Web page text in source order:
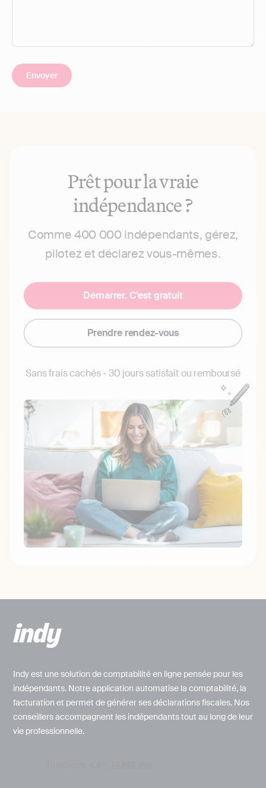
Prêt pour la vraie
indépendance ?
Comme 400 000 indépendants, gérez,
pilotez et déclarez vous-mêmes.
Démarrer. C'est gratuit
Prendre rendez-vous
Sans frais cachés - 30 jours satisfait ou remboursé
Indy est une solution de comptabilité en ligne pensée pour les
indépendants. Notre application automatise la comptabilité, la
facturation et permet de générer ses déclarations fiscales. Nos
conseillers accompagnent les indépendants tout au long de leur
vie professionnelle.